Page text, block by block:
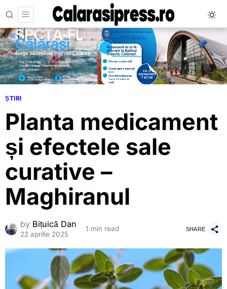
ȘTIRI
Planta medicament
și efectele sale
curative –
Maghiranul
by Bițuică Dan
22 aprilie 2025
1 min read SHARE